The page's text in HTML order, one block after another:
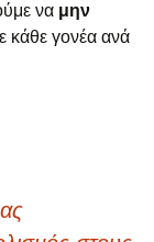
να μην
κάθε γονέα ανά